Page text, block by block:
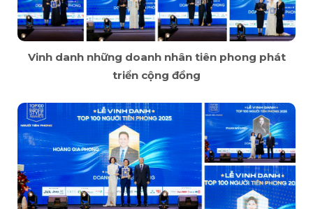
Vinh danh những doanh nhân tiên phong phát
triển cộng đồng